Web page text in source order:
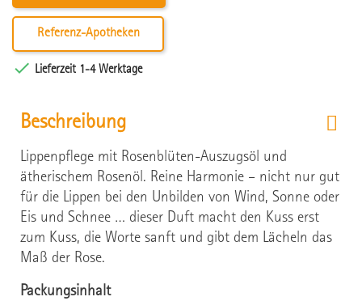
Referenz-Apotheken
 Lieferzeit 1-4 Werktage
Beschreibung
Lippenpflege mit Rosenblüten-Auszugsöl und
ätherischem Rosenöl. Reine Harmonie – nicht nur gut
für die Lippen bei den Unbilden von Wind, Sonne oder
Eis und Schnee … dieser Duft macht den Kuss erst
zum Kuss, die Worte sanft und gibt dem Lächeln das
Maß der Rose.
Packungsinhalt